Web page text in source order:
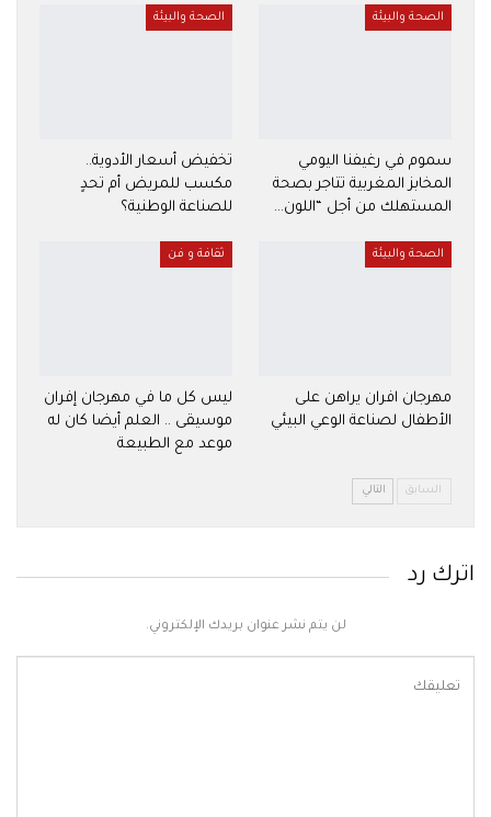
الصحة والبيئة
سموم في رغيفنا اليومي
المخابز المغربية تتاجر بصحة
المستهلك من أجل “اللون…
الصحة والبيئة
تخفيض أسعار الأدوية..
مكسب للمريض أم تحدٍ
للصناعة الوطنية؟
الصحة والبيئة
مهرجان افران يراهن على
الأطفال لصناعة الوعي البيئي
ثقافة و فن
ليس كل ما في مهرجان إفران
موسيقى .. العلم أيضا كان له
موعد مع الطبيعة
السابق التالي
اترك رد
لن يتم نشر عنوان بريدك الإلكتروني.